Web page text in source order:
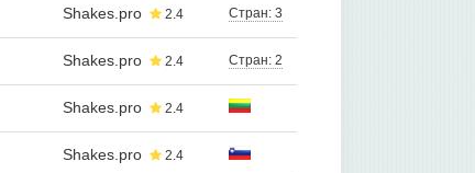
Shakes.pro 2.4 Стран: 3
Shakes.pro 2.4 Стран: 2
Shakes.pro 2.4
Shakes.pro 2.4